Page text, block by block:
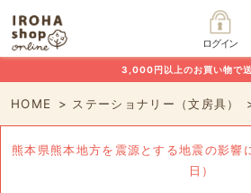
ログイン
3,000円以上のお買い物で
HOME ステーショナリー（文房具）
熊本県熊本地方を震源とする地震の影
日）